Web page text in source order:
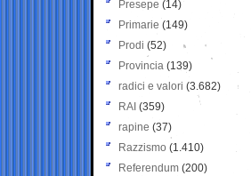
Presepe (14)
Primarie (149)
Prodi (52)
Provincia (139)
radici e valori (3.682)
RAI (359)
rapine (37)
Razzismo (1.410)
Referendum (200)